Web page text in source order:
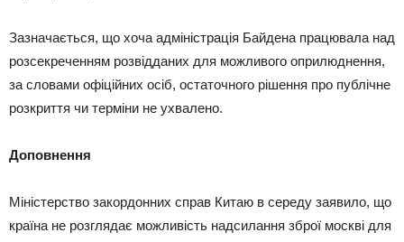
Зазначається, що хоча адміністрація Байдена працювала над
розсекреченням розвідданих для можливого оприлюднення,
за словами офіційних осіб, остаточного рішення про публічне
розкриття чи терміни не ухвалено.
Доповнення
Міністерство закордонних справ Китаю в середу заявило, що
країна не розглядає можливість надсилання зброї москві для